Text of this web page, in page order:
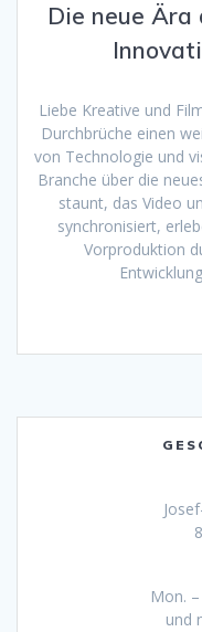
Die neue Ära
Liebe Kreative und
Durchbrüche einen
von Technologie und
Branche über die
staunt, das Video
synchronisiert,
Vorproduktion
Mon.
und